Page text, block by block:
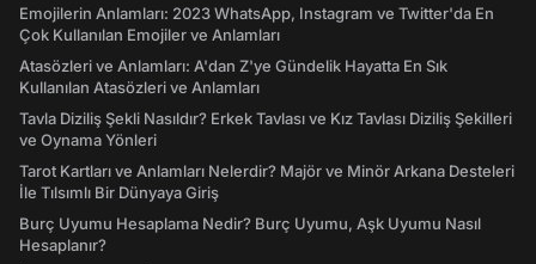
Emojilerin Anlamları: 2023 WhatsApp, Instagram ve Twitter'da En
Çok Kullanılan Emojiler ve Anlamları
Atasözleri ve Anlamları: A'dan Z'ye Gündelik Hayatta En Sık
Kullanılan Atasözleri ve Anlamları
Tavla Diziliş Şekli Nasıldır? Erkek Tavlası ve Kız Tavlası Diziliş Şekilleri
ve Oynama Yönleri
Tarot Kartları ve Anlamları Nelerdir? Majör ve Minör Arkana Desteleri
İle Tılsımlı Bir Dünyaya Giriş
Burç Uyumu Hesaplama Nedir? Burç Uyumu, Aşk Uyumu Nasıl
Hesaplanır?